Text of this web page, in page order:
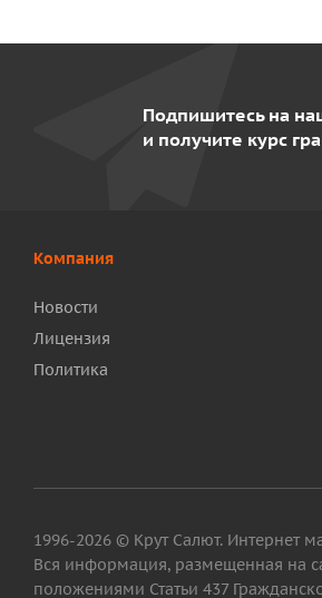
Подпишитесь на
и получите курс
Компания
Новости
Лицензия
Политика
1996-2026 © Крут Салют. Интернет
Вся информация, размещенная на
положениями Статьи 437